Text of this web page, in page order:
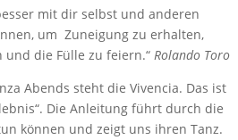
mit dir selbst und anderen
um Zuneigung zu erhalten,
und die Fülle zu feiern.“ Rolando Toro
Abends steht die Vivencia. Das ist
Die Anleitung führt durch die
können und zeigt uns ihren Tanz.